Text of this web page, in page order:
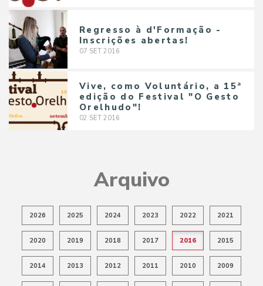
Regresso à d'Formação -
Inscrições abertas!
07 SET 2016
Vive, como Voluntário, a 15ª
edição do Festival "O Gesto
Orelhudo"!
02 SET 2016
Arquivo
2026 2025 2024 2023 2022 2021
2020 2019 2018 2017 2016 2015
2014 2013 2012 2011 2010 2009